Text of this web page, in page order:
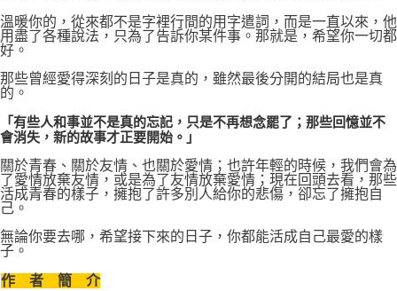
溫暖你的，從來都不是字裡行間的用字遣詞，而是一直以來，他
用盡了各種說法，只為了告訴你某件事。那就是，希望你一切都
好。
那些曾經愛得深刻的日子是真的，雖然最後分開的結局也是真
的。
「有些人和事並不是真的忘記，只是不再想念罷了；那些回憶並不
會消失，新的故事才正要開始。」
關於青春、關於友情、也關於愛情；也許年輕的時候，我們會為
了愛情放棄友情，或是為了友情放棄愛情；現在回頭去看，那些
活成青春的樣子，擁抱了許多別人給你的悲傷，卻忘了擁抱自
己。
無論你要去哪，希望接下來的日子，你都能活成自己最愛的樣
子。
作 者 簡 介